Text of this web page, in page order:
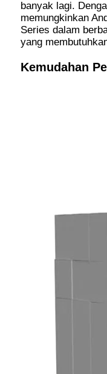
banyak lagi.
memungkinkan
Series dalam
yang
Kemudahan